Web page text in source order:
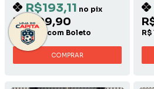
R$193,11 no pix
R$ 209,90
R$ 193,11 com Boleto
COMPRAR
R$